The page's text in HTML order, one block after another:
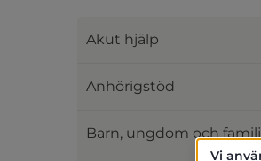
Akut hjälp
Anhörigstöd
Barn, ungdom och familj
Vi